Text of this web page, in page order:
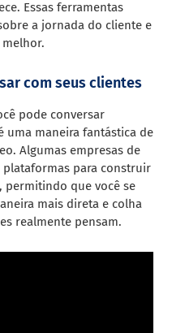
Essas ferramentas
a jornada do cliente e
com seus clientes
pode conversar
uma maneira fantástica de
Algumas empresas de
para construir
permitindo que você se
mais direta e colha
realmente pensam.